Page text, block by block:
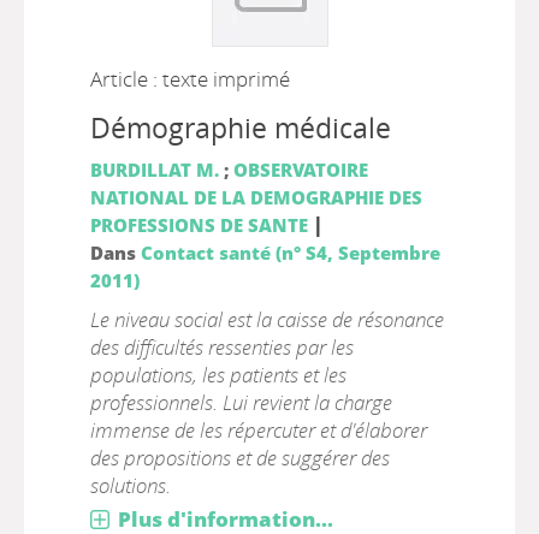
Article : texte imprimé
Démographie médicale
BURDILLAT M.; OBSERVATOIRE
NATIONAL DE LA DEMOGRAPHIE DES
PROFESSIONS DE SANTE |
Dans Contact santé (n° S4, Septembre
2011)
Le niveau social est la caisse de résonance
des difficultés ressenties par les
populations, les patients et les
professionnels. Lui revient la charge
immense de les répercuter et d'élaborer
des propositions et de suggérer des
solutions.
Plus d'information...